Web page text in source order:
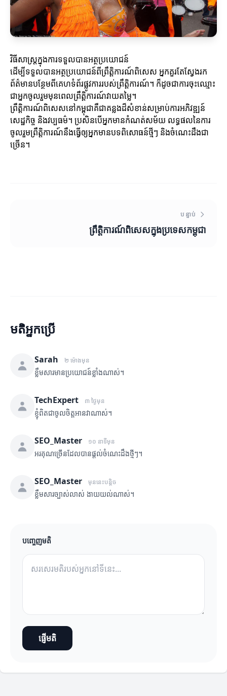
វិធីសាស្រ្តក្នុងការទទួលបានអត្ថប្រយោជន៍
ដើម្បីទទួលបានអត្ថប្រយោជន៍ពីព្រឹត្តិការណ៍ពិសេស អ្នកគួរតែស្វែងរក
ព័ត៌មានបន្ថែមពីគេហទំព័រផ្លូវការរបស់ព្រឹត្តិការណ៍។ ក៏ដូចជាការចុះឈ្មោះ
ជាអ្នកចូលរួមមុនពេលព្រឹត្តិការណ៍វាយតម្លៃ។
ព្រឹត្តិការណ៍ពិសេសនៅកម្ពុជាគឺជាគន្លងដ៏សំខាន់សម្រាប់ការអភិវឌ្ឍន៍
សេដ្ឋកិច្ច និងវប្បធម៌។ ប្រសិនបើអ្នកមានកំណត់សម័យ លទ្ធផលនៃការ
ចូលរួមព្រឹត្តិការណ៍នឹងធ្វើឲ្យអ្នកមានបទពិសោធន៍ថ្មីៗ និងចំណេះដឹងជា
ច្រើន។
បន្ទាប់
ព្រឹត្តិការណ៍ពិសេសក្នុងប្រទេសកម្ពុជា
មតិអ្នកប្រើ
Sarah ២ ម៉ោងមុន
ខ្លឹមសារមានប្រយោជន៍ខ្លាំងណាស់។
TechExpert ៣ ថ្ងៃមុន
ខ្ញុំពិតជាចូលចិត្តអានវាណាស់។
SEO_Master ១០ នាទីមុន
អរគុណច្រើនដែលបានផ្តល់ចំណេះដឹងថ្មីៗ។
SEO_Master មុននេះបន្តិច
ខ្លឹមសារច្បាស់លាស់ ងាយយល់ណាស់។
បញ្ចេញមតិ
ផ្ញើមតិ